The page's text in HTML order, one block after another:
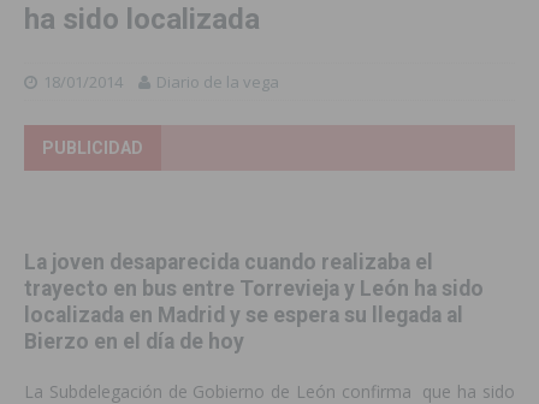
ha sido localizada
18/01/2014 Diario de la vega
PUBLICIDAD
La joven desaparecida cuando realizaba el
trayecto en bus entre Torrevieja y León ha sido
localizada en Madrid y se espera su llegada al
Bierzo en el día de hoy
La Subdelegación de Gobierno de León confirma que ha sido